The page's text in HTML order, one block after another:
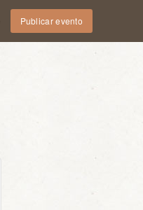
Publicar evento